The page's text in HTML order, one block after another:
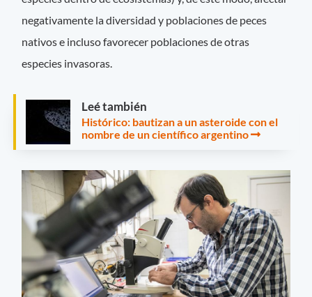
negativamente la diversidad y poblaciones de peces
nativos e incluso favorecer poblaciones de otras
especies invasoras.
Leé también
Histórico: bautizan a un asteroide con el
nombre de un científico argentino